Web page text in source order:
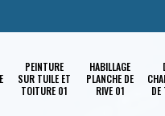
PEINTURE
SUR TUILE ET
TOITURE 01
HABILLAGE
PLANCHE DE
RIVE 01
DE